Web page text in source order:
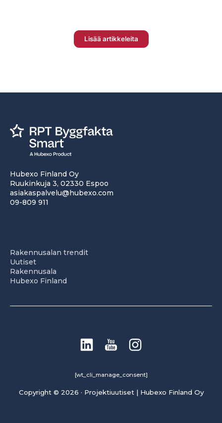
Lisää artikkeleita
Hubexo Finland Oy
Ruukinkuja 3, 02330 Espoo
asiakaspalvelu@hubexo.com
09-809 911
Rakennusalan trendit
Uutiset
Rakennusala
Hubexo Finland
[wt_cli_manage_consent]
Copyright © 2026 · Projektiuutiset | Hubexo Finland Oy